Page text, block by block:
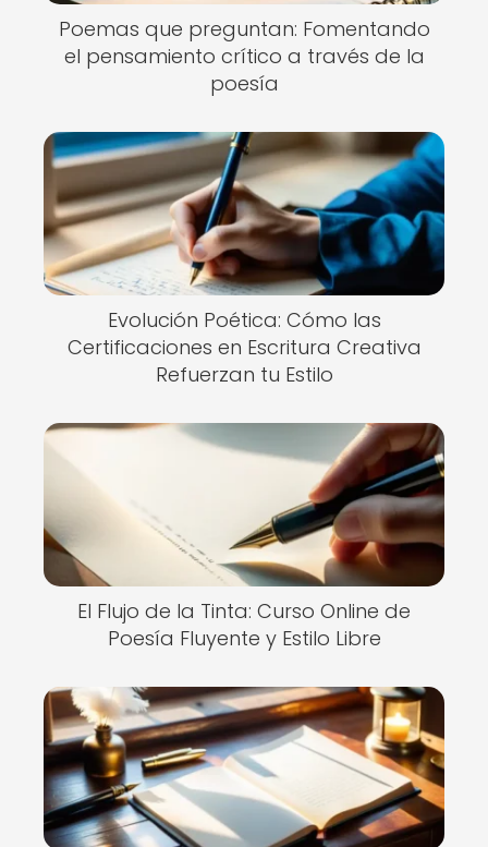
Poemas que preguntan: Fomentando
el pensamiento crítico a través de la
poesía
Evolución Poética: Cómo las
Certificaciones en Escritura Creativa
Refuerzan tu Estilo
El Flujo de la Tinta: Curso Online de
Poesía Fluyente y Estilo Libre